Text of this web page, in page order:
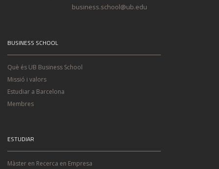
business.school@ub.edu
BUSINESS SCHOOL
Què és UB Business School
Missió i valors
Estudiar a Barcelona
Membres
ESTUDIAR
Màster en Recerca en Empresa